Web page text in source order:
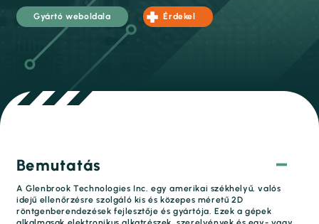
Gyártó weboldala Érdekel
Bemutatás
A Glenbrook Technologies Inc. egy amerikai székhelyű, valós
idejű ellenőrzésre szolgáló kis és közepes méretű 2D
röntgenberendezések fejlesztője és gyártója. Ezek a gépek